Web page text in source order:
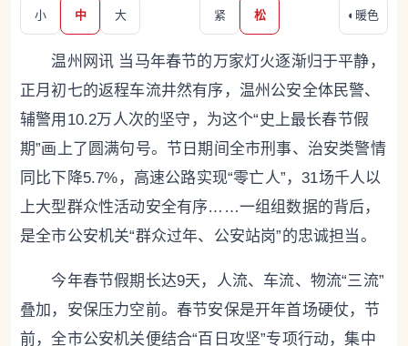
小 中 大 紧 松 ◐ 暖色
温州网讯 当马年春节的万家灯火逐渐归于平静，
正月初七的返程车流井然有序，温州公安全体民警、
辅警用10.2万人次的坚守，为这个“史上最长春节假
期”画上了圆满句号。节日期间全市刑事、治安类警情
同比下降5.7%，高速公路实现“零亡人”，31场千人以
上大型群众性活动安全有序……一组组数据的背后，
是全市公安机关“群众过年、公安站岗”的忠诚担当。
今年春节假期长达9天，人流、车流、物流“三流”
叠加，安保压力空前。春节安保是开年首场硬仗，节
前，全市公安机关便结合“百日攻坚”专项行动，集中